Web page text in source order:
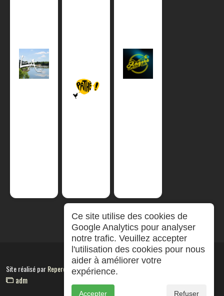
Site réalisé parRepereCom
adm
Ce site utilise des cookies de
Google Analytics pour analyser
notre trafic. Veuillez accepter
l'utilisation des cookies pour nous
aider à améliorer votre
expérience.
Accepter Refuser